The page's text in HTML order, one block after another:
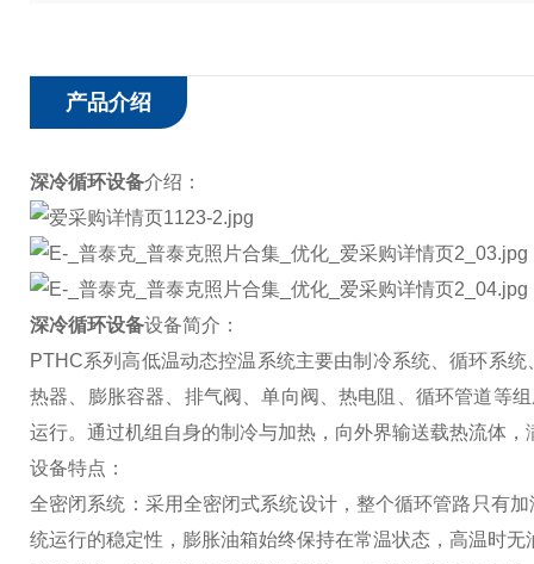
产品介绍
深冷循环设备介绍：
深冷循环设备设备简介：
PTHC系列高低温动态控温系统主要由制冷系统、循环系
热器、膨胀容器、排气阀、单向阀、热电阻、循环管道等
运行。通过机组自身的制冷与加热，向外界输送载热流体，
设备特点：
全密闭系统：采用全密闭式系统设计，整个循环管路只有
统运行的稳定性，膨胀油箱始终保持在常温状态，高温时